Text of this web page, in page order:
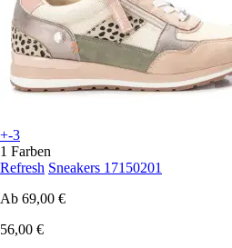
+-3
1 Farben
Refresh Sneakers 17150201
Ab 69,00 €
56,00 €